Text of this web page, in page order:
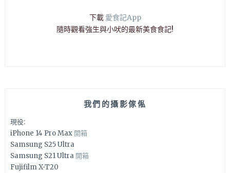
下載 愛食記App
隨時觀看強生與小吠的最新美食食記!
我們的攝影傢俬
現役:
iPhone 14 Pro Max 開箱
Samsung S25 Ultra
Samsung S21 Ultra 開箱
Fujifilm X-T20